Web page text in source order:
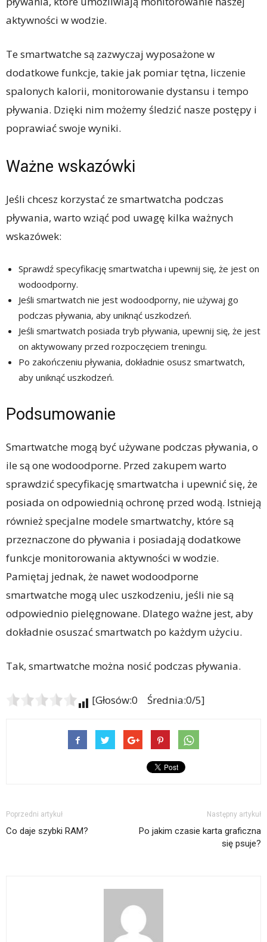
aktywności w wodzie.
Te smartwatche są zazwyczaj wyposażone w
dodatkowe funkcje, takie jak pomiar tętna, liczenie
spalonych kalorii, monitorowanie dystansu i tempo
pływania. Dzięki nim możemy śledzić nasze postępy i
poprawiać swoje wyniki.
Ważne wskazówki
Jeśli chcesz korzystać ze smartwatcha podczas
pływania, warto wziąć pod uwagę kilka ważnych
wskazówek:
Sprawdź specyfikację smartwatcha i upewnij się, że jest on
wodoodporny.
Jeśli smartwatch nie jest wodoodporny, nie używaj go
podczas pływania, aby uniknąć uszkodzeń.
Jeśli smartwatch posiada tryb pływania, upewnij się, że jest
on aktywowany przed rozpoczęciem treningu.
Po zakończeniu pływania, dokładnie osusz smartwatch,
aby uniknąć uszkodzeń.
Podsumowanie
Smartwatche mogą być używane podczas pływania, o
ile są one wodoodporne. Przed zakupem warto
sprawdzić specyfikację smartwatcha i upewnić się, że
posiada on odpowiednią ochronę przed wodą. Istnieją
również specjalne modele smartwatchy, które są
przeznaczone do pływania i posiadają dodatkowe
funkcje monitorowania aktywności w wodzie.
Pamiętaj jednak, że nawet wodoodporne
smartwatche mogą ulec uszkodzeniu, jeśli nie są
odpowiednio pielęgnowane. Dlatego ważne jest, aby
dokładnie osuszać smartwatch po każdym użyciu.
Tak, smartwatche można nosić podczas pływania.
[Głosów:0 Średnia:0/5]
Poprzedni artykuł
Co daje szybki RAM?
Następny artykuł
Po jakim czasie karta graficzna
się psuje?